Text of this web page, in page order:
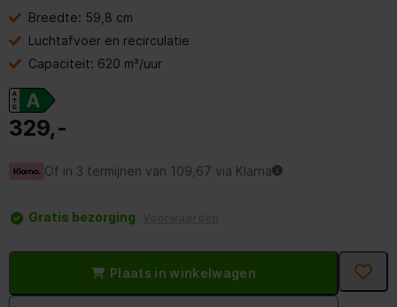
Breedte: 59,8 cm
Luchtafvoer en recirculatie
Capaciteit: 620 m³/uur
329,-
Of in 3 termijnen van 109,67 via Klarna
Gratis bezorging
Plaats in winkelwagen